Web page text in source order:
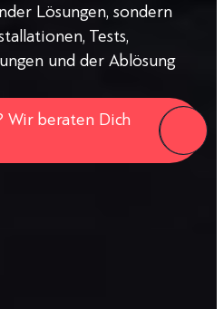
Lösungen, sondern
Tests,
und der Ablösung
Wir beraten Dich